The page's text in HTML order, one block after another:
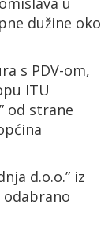
dužine oko
s PDV-om,
ITU
od strane
d.o.o.” iz
odabrano